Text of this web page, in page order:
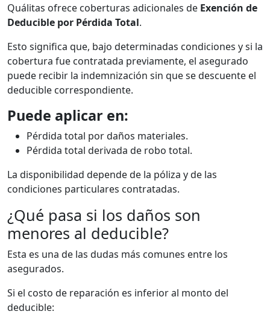
Quálitas ofrece coberturas adicionales de Exención de
Deducible por Pérdida Total.
Esto significa que, bajo determinadas condiciones y si la
cobertura fue contratada previamente, el asegurado
puede recibir la indemnización sin que se descuente el
deducible correspondiente.
Puede aplicar en:
Pérdida total por daños materiales.
Pérdida total derivada de robo total.
La disponibilidad depende de la póliza y de las
condiciones particulares contratadas.
¿Qué pasa si los daños son
menores al deducible?
Esta es una de las dudas más comunes entre los
asegurados.
Si el costo de reparación es inferior al monto del
deducible: